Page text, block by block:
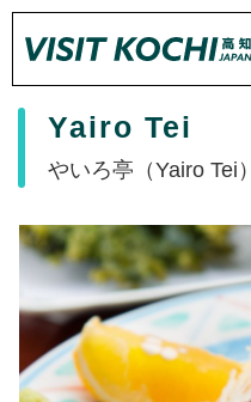
Yairo Tei
やいろ亭（Yairo Tei）